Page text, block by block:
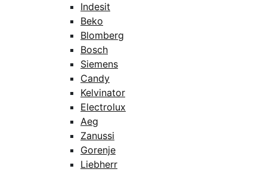
Indesit
Beko
Blomberg
Bosch
Siemens
Candy
Kelvinator
Electrolux
Aeg
Zanussi
Gorenje
Liebherr